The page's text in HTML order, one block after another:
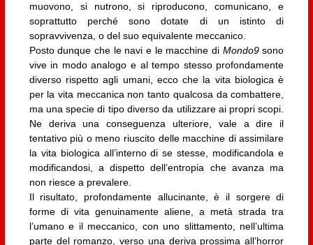
muovono, si nutrono, si riproducono, comunicano, e
soprattutto perché sono dotate di un istinto di
sopravvivenza, o del suo equivalente meccanico.
Posto dunque che le navi e le macchine di Mondo9sono
vive in modo analogo e al tempo stesso profondamente
diverso rispetto agli umani, ecco che la vita biologica è
per la vita meccanica non tanto qualcosa da combattere,
ma una specie di tipo diverso da utilizzare ai propri scopi.
Ne deriva una conseguenza ulteriore, vale a dire il
tentativo più o meno riuscito delle macchine di assimilare
la vita biologica all’interno di se stesse, modificandola e
modificandosi, a dispetto dell’entropia che avanza ma
non riesce a prevalere.
Il risultato, profondamente allucinante, è il sorgere di
forme di vita genuinamente aliene, a metà strada tra
l’umano e il meccanico, con uno slittamento, nell’ultima
parte del romanzo, verso una deriva prossima all’horror